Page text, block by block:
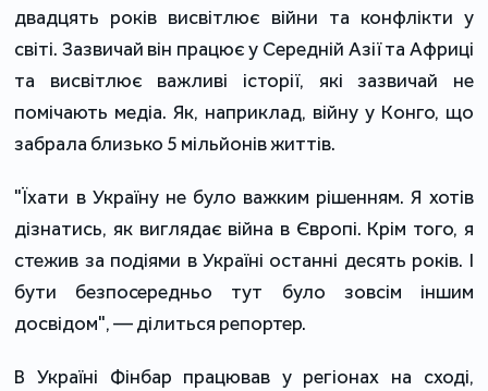
двадцять років висвітлює війни та конфлікти у
світі. Зазвичай він працює у Середній Азії та Африці
та висвітлює важливі історії, які зазвичай не
помічають медіа. Як, наприклад, війну у Конго, що
забрала близько 5 мільйонів життів.
"Їхати в Україну не було важким рішенням. Я хотів
дізнатись, як виглядає війна в Європі. Крім того, я
стежив за подіями в Україні останні десять років. І
бути безпосередньо тут було зовсім іншим
досвідом", — ділиться репортер.
В Україні Фінбар працював у регіонах на сході,